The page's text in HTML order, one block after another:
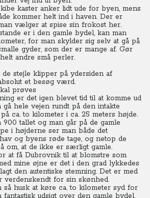
kaster anker lidt ude for byen, mens
kommer helt ind i haven. Der er
vælger at spise sin frokost her.
er i den gamle bydel, kan man
for man skylder sig selv at gå på
gyder, som der er mange af. Gør
andre små perler.
de stejle klipper på ydersiden af
et besøg værd.
prøves
er det igen blevet tid til at komme ud
gå hele vejen rundt på den intakte
ca. to kilometer i ca. 25 meters højde.
tallet og man går på de gamle
i højderne ser man både det
og byens røde tage, og netop de
om, at de ikke er særligt gamle.
at få Dubrovnik til at blomstre som
mine øjne er det i den grad lykkedes
den autentiske stemning. Det er med
verdenskendt for sin skønhed.
husk at køre ca. to kilometer syd for
udsigt over den gamle bydel.